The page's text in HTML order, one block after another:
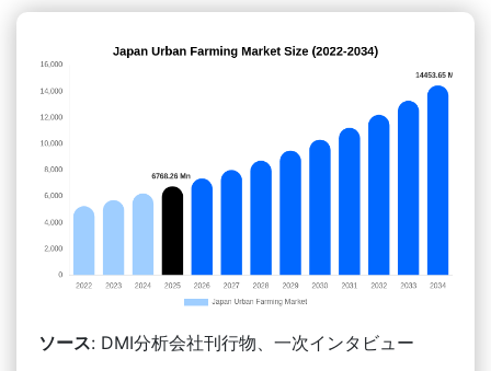
ソース: DMI分析会社刊行物、一次インタビュー